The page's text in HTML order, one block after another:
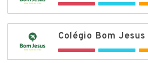
Colégio Bom Jesus